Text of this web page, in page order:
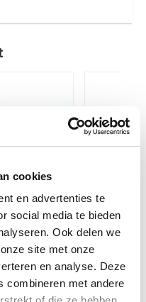
cookies
en advertenties te
social media te bieden
Ook delen we
site met onze
en analyse. Deze
combineren met andere
Cooler